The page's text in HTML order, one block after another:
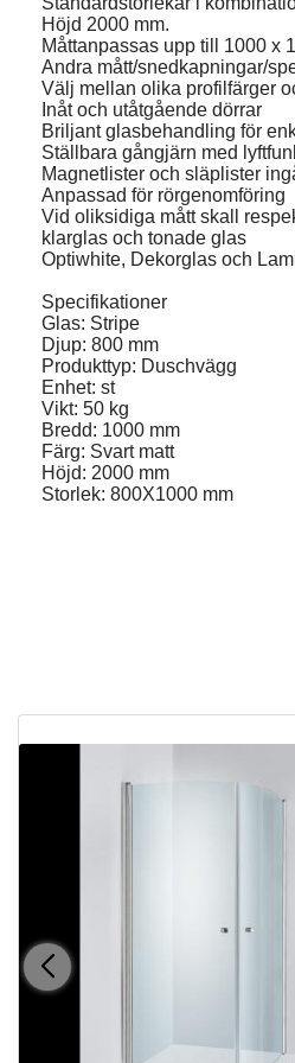
Höjd 2000 mm.
Måttanpassas upp till 1000 x
Andra mått/snedkapningar/
Välj mellan olika profilfärger
Inåt och utåtgående dörrar
Briljant glasbehandling för
Ställbara gångjärn med
Magnetlister och släplister
Anpassad för rörgenomföring
Vid oliksidiga mått skall
klarglas och tonade glas
Optiwhite, Dekorglas och
Specifikationer
Glas: Stripe
Djup: 800 mm
Produkttyp: Duschvägg
Enhet: st
Vikt: 50 kg
Bredd: 1000 mm
Färg: Svart matt
Höjd: 2000 mm
Storlek: 800X1000 mm